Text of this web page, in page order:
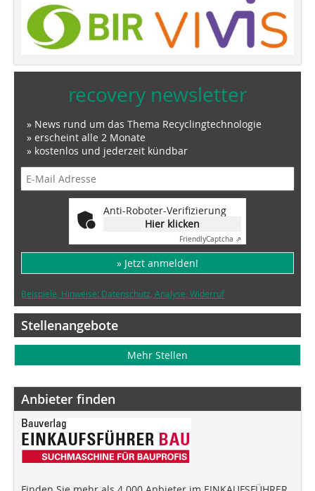
recovery newsletter
» News rund um das Thema Recyclingtechnologie
» erscheint alle 2 Monate
» kostenlos und jederzeit kündbar
Anti-Roboter-Verifizierung
Hier klicken
FriendlyCaptcha ⇗
» Jetzt anmelden!
Beispiele, Hinweise: Datenschutz, Analyse, Widerruf
Stellenangebote
Mehr Stellen
Anbieter finden